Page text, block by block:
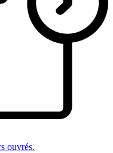
ouvrés.